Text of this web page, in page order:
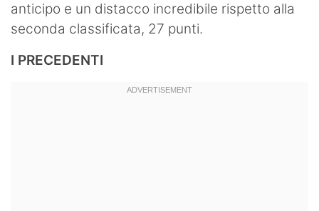
anticipo e un distacco incredibile rispetto alla
seconda classificata, 27 punti.
I PRECEDENTI